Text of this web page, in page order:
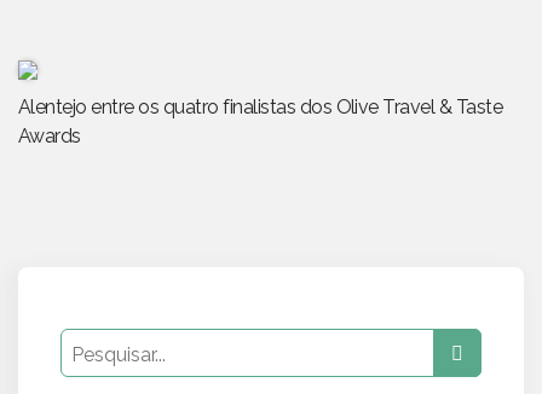
Alentejo entre os quatro finalistas dos Olive Travel & Taste
Awards